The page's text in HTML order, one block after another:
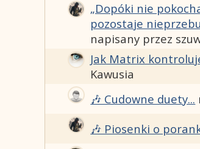
„Dopóki nie
pozostaje
napisany przez
Jak Matrix
Kawusia
🎶 Cudowne duety...
🎶 Piosenki o